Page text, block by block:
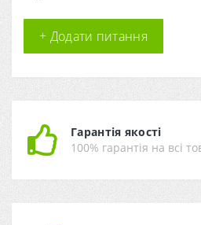
+ Додати питання
Гарантія якості
100% гарантія на всі